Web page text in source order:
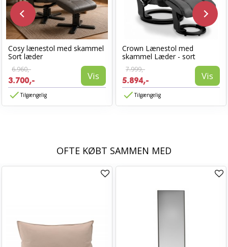
Cosy lænestol med skammel
Sort læder
6.960,-
3.700,- Vis
Tilgængelig
Crown Lænestol med
skammel Læder - sort
7.999,-
5.894,- Vis
Tilgængelig
OFTE KØBT SAMMEN MED